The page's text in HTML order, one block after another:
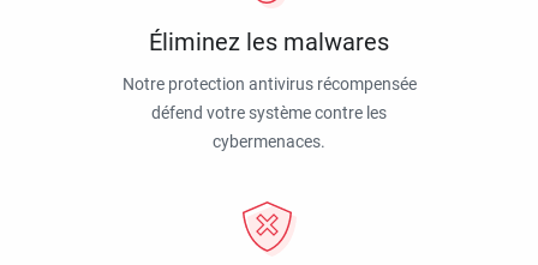
Éliminez les malwares
Notre protection antivirus récompensée
défend votre système contre les
cybermenaces.